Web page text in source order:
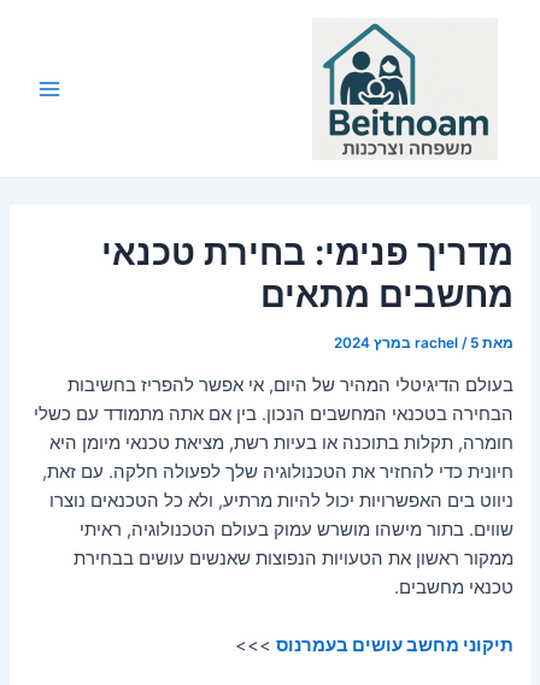
מדריך פנימי: בחירת טכנאי
מחשבים מתאים
מאת rachel / 5 במרץ 2024
בעולם הדיגיטלי המהיר של היום, אי אפשר להפריז בחשיבות
הבחירה בטכנאי המחשבים הנכון. בין אם אתה מתמודד עם כשלי
חומרה, תקלות בתוכנה או בעיות רשת, מציאת טכנאי מיומן היא
חיונית כדי להחזיר את הטכנולוגיה שלך לפעולה חלקה. עם זאת,
ניווט בים האפשרויות יכול להיות מרתיע, ולא כל הטכנאים נוצרו
שווים. בתור מישהו מושרש עמוק בעולם הטכנולוגיה, ראיתי
ממקור ראשון את הטעויות הנפוצות שאנשים עושים בבחירת
טכנאי מחשבים.
תיקוני מחשב עושים בעמרנוס >>>